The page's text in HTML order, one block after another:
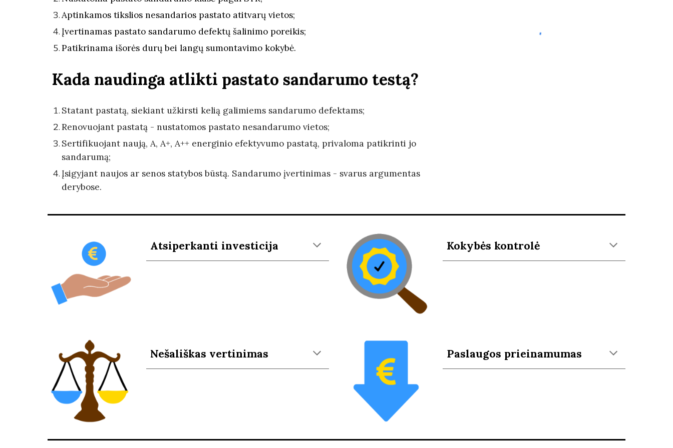
Aptinkamos tikslios nesandarios pastato atitvarų vietos;
Įvertinamas pastato sandarumo defektų šalinimo poreikis;
Patikrinama išorės durų bei langų sumontavimo kokybė.
Kada naudinga atlikti pastato sandarumo testą?
Statantpastatą, siekiant užkirsti kelią galimiems sandarumo defektams;
Renovuojantpastatą - nustatomos pastato nesandarumo vietos;
Sertifikuojant naują, A, A+, A++ energinio efektyvumo pastatą, privaloma patikrinti jo
sandarumą;
Įsigyjantnaujos ar senos statybos būstą. Sandarumo įvertinimas - svarus argumentas
derybose.
Atsiperkanti investicija Kokybės kontrolė
Nešališkas vertinimas Paslaugos prieinamumas